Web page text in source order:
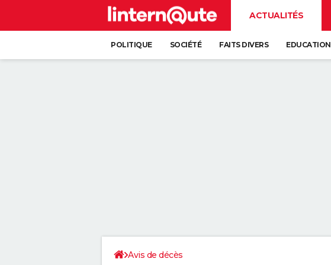
ACTUALITÉS
POLITIQUE SOCIÉTÉ FAITS DIVERS EDUCATION
Avis de décès